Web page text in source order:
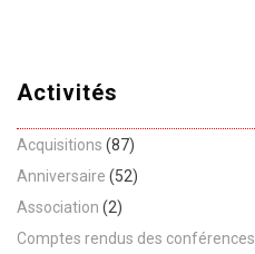
Activités
Acquisitions (87)
Anniversaire (52)
Association (2)
Comptes rendus des conférences